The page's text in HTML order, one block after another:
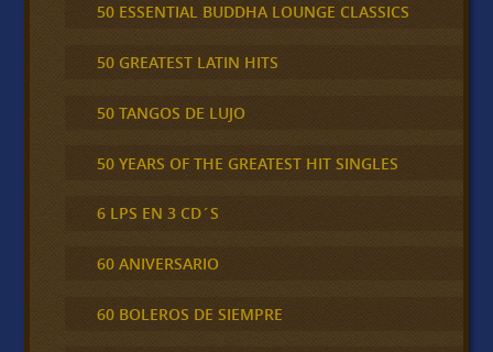
50 ESSENTIAL BUDDHA LOUNGE CLASSICS
50 GREATEST LATIN HITS
50 TANGOS DE LUJO
50 YEARS OF THE GREATEST HIT SINGLES
6 LPS EN 3 CD´S
60 ANIVERSARIO
60 BOLEROS DE SIEMPRE